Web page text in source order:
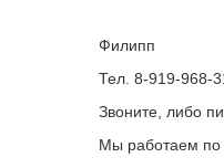
Филипп
Тел. 8-919-968-
Звоните, либо
Мы работаем по